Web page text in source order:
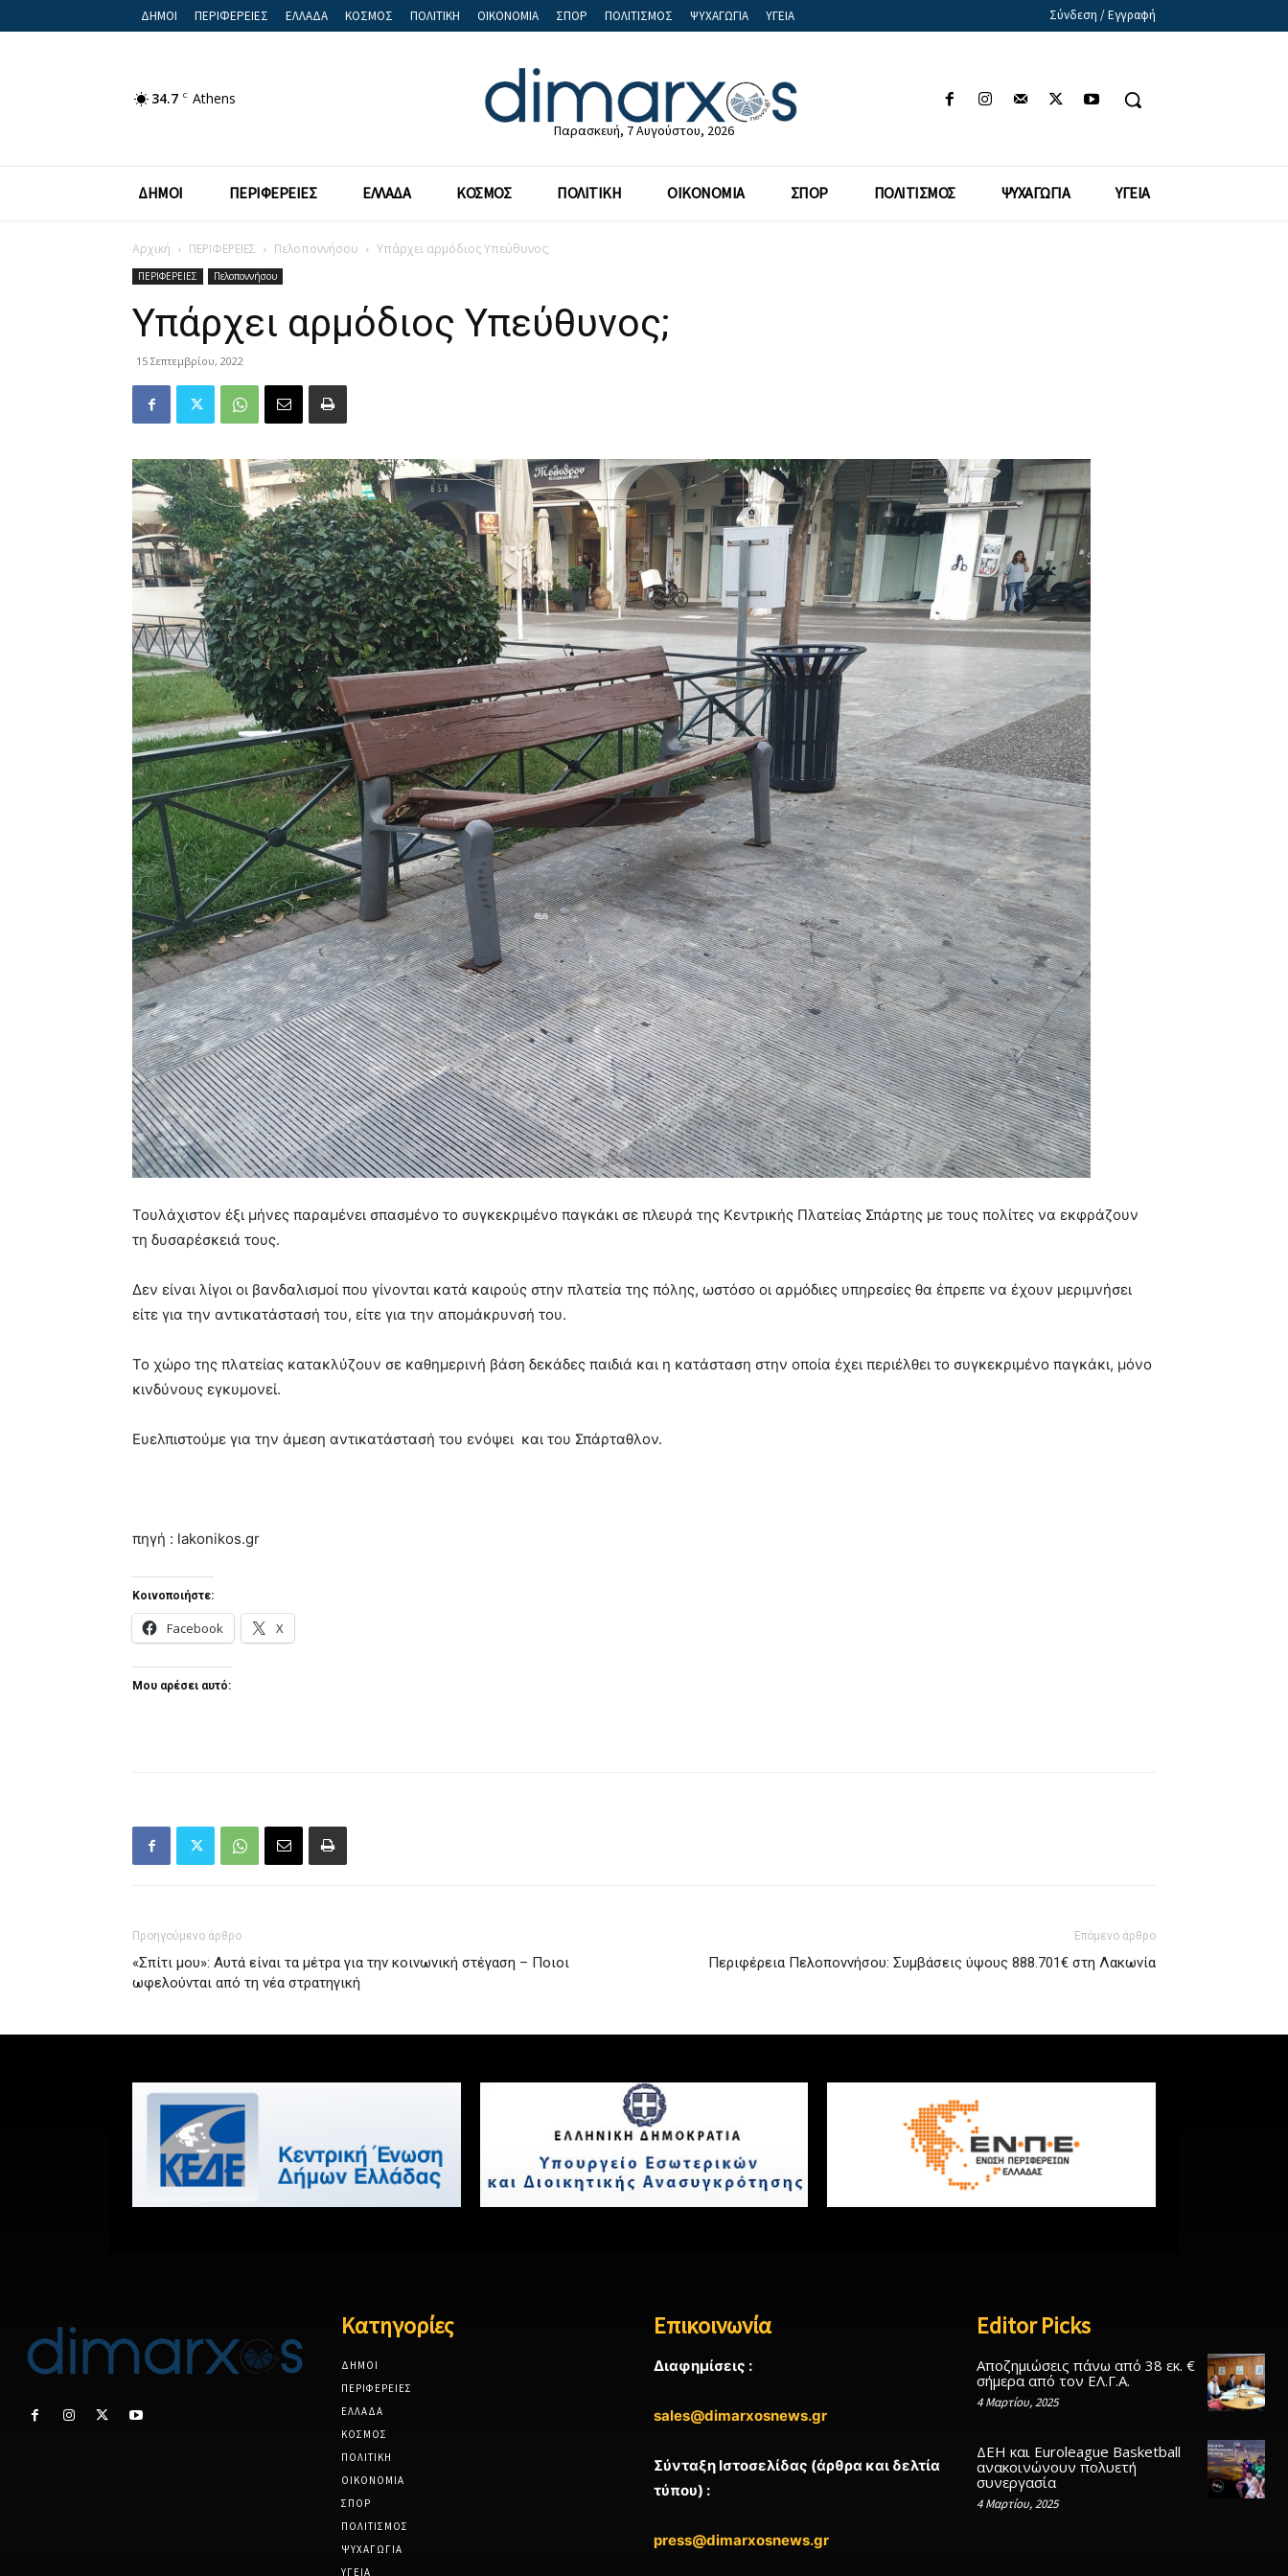
ΔΗΜΟΙ ΠΕΡΙΦΕΡΕΙΕΣ ΕΛΛΑΔΑ ΚΟΣΜΟΣ ΠΟΛΙΤΙΚΗ ΟΙΚΟΝΟΜΙΑ ΣΠΟΡ ΠΟΛΙΤΙΣΜΟΣ ΨΥΧΑΓΩΓΙΑ ΥΓΕΙΑ Σύνδεση / Εγγραφή
34.7 C Athens
Παρασκευή, 7 Αυγούστου, 2026
ΔΗΜΟΙ ΠΕΡΙΦΕΡΕΙΕΣ ΕΛΛΑΔΑ ΚΟΣΜΟΣ ΠΟΛΙΤΙΚΗ ΟΙΚΟΝΟΜΙΑ ΣΠΟΡ ΠΟΛΙΤΙΣΜΟΣ ΨΥΧΑΓΩΓΙΑ ΥΓΕΙΑ
Αρχική ΠΕΡΙΦΕΡΕΙΕΣ Πελοποννήσου Υπάρχει αρμόδιος Υπεύθυνος;
ΠΕΡΙΦΕΡΕΙΕΣ Πελοποννήσου
Υπάρχει αρμόδιος Υπεύθυνος;
15 Σεπτεμβρίου, 2022
Τουλάχιστον έξι μήνες παραμένει σπασμένο το συγκεκριμένο παγκάκι σε πλευρά της Κεντρικής Πλατείας Σπάρτης με τους πολίτες να εκφράζουν
τη δυσαρέσκειά τους.
Δεν είναι λίγοι οι βανδαλισμοί που γίνονται κατά καιρούς στην πλατεία της πόλης, ωστόσο οι αρμόδιες υπηρεσίες θα έπρεπε να έχουν μεριμνήσει
είτε για την αντικατάστασή του, είτε για την απομάκρυνσή του.
Το χώρο της πλατείας κατακλύζουν σε καθημερινή βάση δεκάδες παιδιά και η κατάσταση στην οποία έχει περιέλθει το συγκεκριμένο παγκάκι, μόνο
κινδύνους εγκυμονεί.
Ευελπιστούμε για την άμεση αντικατάστασή του ενόψει και του Σπάρταθλον.
πηγή : lakonikos.gr
Κοινοποιήστε:
Facebook X
Μου αρέσει αυτό:
Προηγούμενο άρθρο
«Σπίτι μου»: Αυτά είναι τα μέτρα για την κοινωνική στέγαση – Ποιοι
ωφελούνται από τη νέα στρατηγική
Επόμενο άρθρο
Περιφέρεια Πελοποννήσου: Συμβάσεις ύψους 888.701€ στη Λακωνία
Κατηγορίες
ΔΗΜΟΙ
ΠΕΡΙΦΕΡΕΙΕΣ
ΕΛΛΑΔΑ
ΚΟΣΜΟΣ
ΠΟΛΙΤΙΚΗ
ΟΙΚΟΝΟΜΙΑ
ΣΠΟΡ
ΠΟΛΙΤΙΣΜΟΣ
ΨΥΧΑΓΩΓΙΑ
ΥΓΕΙΑ
Επικοινωνία
Διαφημίσεις :
sales@dimarxosnews.gr
Σύνταξη Ιστοσελίδας (άρθρα και δελτία
τύπου) :
press@dimarxosnews.gr
Editor Picks
Αποζημιώσεις πάνω από 38 εκ. €
σήμερα από τον ΕΛ.Γ.Α.
4 Μαρτίου, 2025
ΔΕΗ και Euroleague Basketball
ανακοινώνουν πολυετή
συνεργασία
4 Μαρτίου, 2025